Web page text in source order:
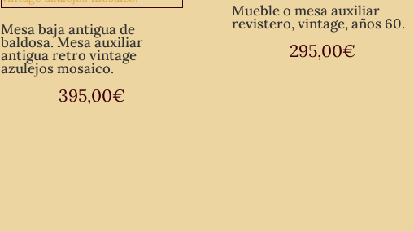
Mesa baja antigua de
baldosa. Mesa auxiliar
antigua retro vintage
azulejos mosaico.
395,00€
Mueble o mesa auxiliar
revistero, vintage, años 60.
295,00€